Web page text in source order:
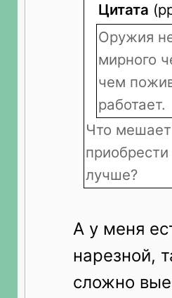
Цитата
Оружия
мирного
чем
работает.
Что
лучше?
А у меня
нарезной,
сложно